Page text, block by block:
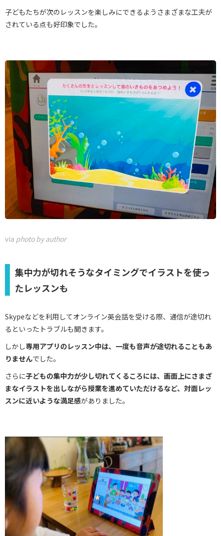
子どもたちが次のレッスンを楽しみにできるようさまざまな工夫が
されている点も好印象でした。
via photo by author
集中力が切れそうなタイミングでイラストを使っ
たレッスンも
Skypeなどを利用してオンライン英会話を受ける際、通信が途切れ
るといったトラブルも聞きます。
しかし専用アプリのレッスン中は、一度も音声が途切れることもあ
りませんでした。
さらに子どもの集中力が少し切れてくるころには、画面上にさまざ
まなイラストを出しながら授業を進めていただけるなど、対面レッ
スンに近いような満足感がありました。